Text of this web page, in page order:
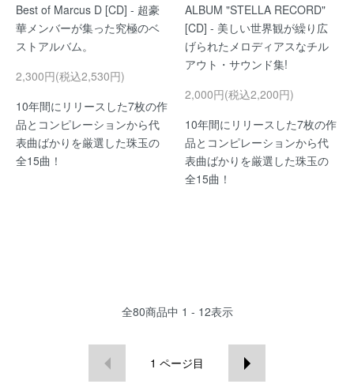
Best of Marcus D [CD] - 超豪
華メンバーが集った究極のベ
ストアルバム。
2,300円(税込2,530円)
10年間にリリースした7枚の作
品とコンピレーションから代
表曲ばかりを厳選した珠玉の
全15曲！
ALBUM "STELLA RECORD"
[CD] - 美しい世界観が繰り広
げられたメロディアスなチル
アウト・サウンド集!
2,000円(税込2,200円)
10年間にリリースした7枚の作
品とコンピレーションから代
表曲ばかりを厳選した珠玉の
全15曲！
全80商品中 1 - 12表示
1 ページ目